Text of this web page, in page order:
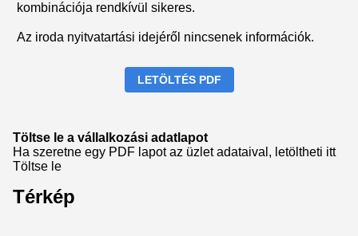
kombinációja rendkívül sikeres.
Az iroda nyitvatartási idejéről nincsenek információk.
LETÖLTÉS PDF
Töltse le a vállalkozási adatlapot
Ha szeretne egy PDF lapot az üzlet adataival, letöltheti itt
Töltse le
Térkép